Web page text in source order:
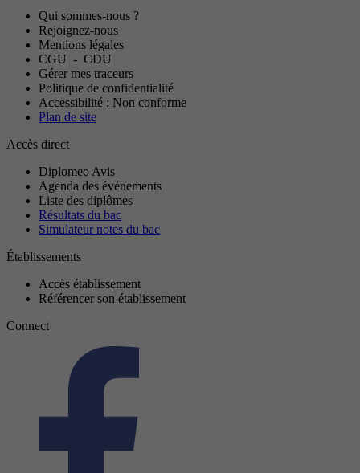
Qui sommes-nous ?
Rejoignez-nous
Mentions légales
CGU - CDU
Gérer mes traceurs
Politique de confidentialité
Accessibilité : Non conforme
Plan de site
Accès direct
Diplomeo Avis
Agenda des événements
Liste des diplômes
Résultats du bac
Simulateur notes du bac
Établissements
Accès établissement
Référencer son établissement
Connect